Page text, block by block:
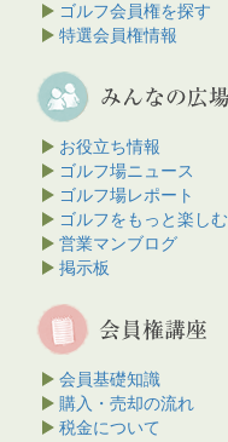
ゴルフ会員権を探す
特選会員権情報
お役立ち情報
ゴルフ場ニュース
ゴルフ場レポート
ゴルフをもっと楽しむ
営業マンブログ
掲示板
会員基礎知識
購入・売却の流れ
税金について